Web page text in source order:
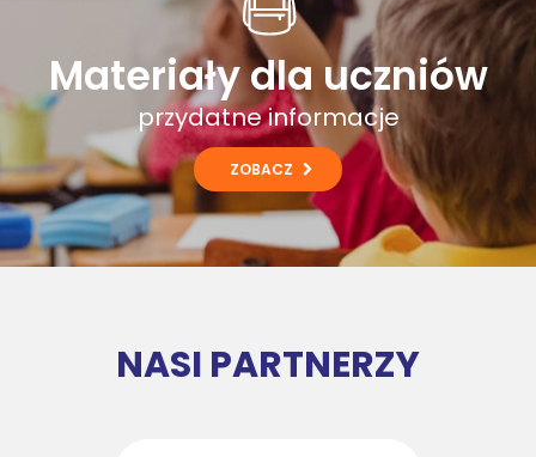
Materiały dla uczniów
przydatne informacje
ZOBACZ
NASI PARTNERZY